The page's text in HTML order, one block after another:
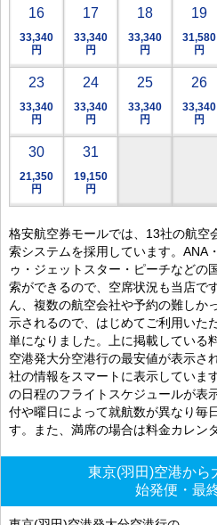
16
33,340
円
17
33,340
円
18
33,340
円
19
31,580
円
23
33,340
円
24
33,340
円
25
33,340
円
26
33,340
円
30
21,350
円
31
19,150
円
格安航空券モールでは、13社の航空
索システムを採用しています。ANA
ゥ・ジェットスター・ピーチなどの
索ができるので、空席状況も当店で
ん、複数の航空会社や予約の難しか
示されるので、はじめてご利用いた
単になりました。上に掲載している
空港発大分空港行の最安値が表示さ
社の情報をスマートに表示していま
の日程のフライトスケジュールが表
付や曜日によって就航数が異なり毎
す。また、満席の場合は料金カレン
東京(羽田)空港から
始発便・最